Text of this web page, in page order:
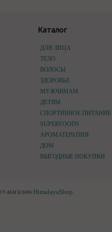
Каталог
ДЛЯ ЛИЦА
ТЕЛО
ВОЛОСЫ
ЗДОРОВЬЕ
МУЖЧИНАМ
ДЕТЯМ
СПОРТИВНОЕ ПИТАНИЕ
SUPERFOODS
АРОМАТЕРАПИЯ
ДОМ
ВЫГОДНЫЕ ПОКУПКИ
магазин HimalayaShop